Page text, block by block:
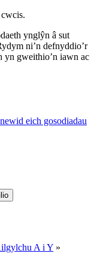
ynglŷn â sut
ni’n defnyddio’r
yn gweithio’n iawn ac
newid eich gosodiadau
A i Y »